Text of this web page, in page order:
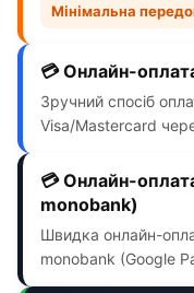
Мінімальна
💳 Онлайн-
Зручний спосіб
Visa/Mastercard
💳 Онлайн-
monobank)
Швидка онлайн-
monobank (Google